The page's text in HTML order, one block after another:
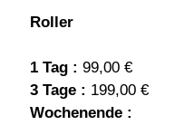
Roller
1 Tag : 99,00 €
3 Tage : 199,00 €
Wochenende :